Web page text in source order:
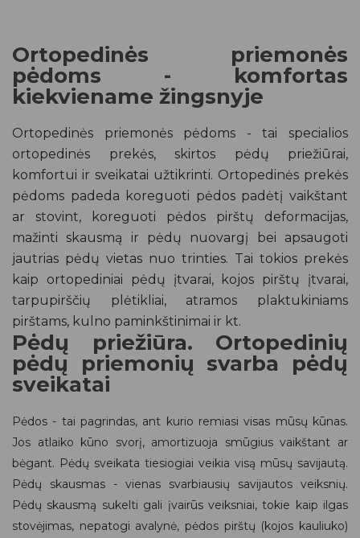
Ortopedinės priemonės
pėdoms - komfortas
kiekviename žingsnyje
Ortopedinės priemonės pėdoms - tai specialios
ortopedinės prekės, skirtos pėdų priežiūrai,
komfortui ir sveikatai užtikrinti. Ortopedinės prekės
pėdoms padeda koreguoti pėdos padėtį vaikštant
ar stovint, koreguoti pėdos pirštų deformacijas,
mažinti skausmą ir pėdų nuovargį bei apsaugoti
jautrias pėdų vietas nuo trinties. Tai tokios prekės
kaip ortopediniai pėdų įtvarai, kojos pirštų įtvarai,
tarpupirščių plėtikliai, atramos plaktukiniams
pirštams, kulno paminkštinimai ir kt.
Pėdų priežiūra. Ortopedinių
pėdų priemonių svarba pėdų
sveikatai
Pėdos - tai pagrindas, ant kurio remiasi visas mūsų kūnas.
Jos atlaiko kūno svorį, amortizuoja smūgius vaikštant ar
bėgant. Pėdų sveikata tiesiogiai veikia visą mūsų savijautą.
Pėdų skausmas - vienas svarbiausių savijautos veiksnių.
Pėdų skausmą sukelti gali įvairūs veiksniai, tokie kaip ilgas
stovėjimas, nepatogi avalynė, pėdos pirštų (kojos kauliuko)